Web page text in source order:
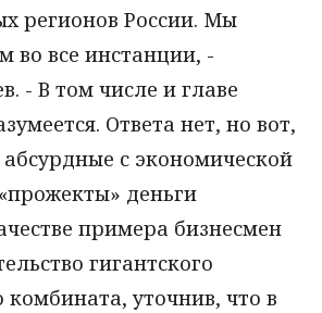
регионов России. Мы
во все инстанции, -
- В том числе и главе
Ответа нет, но вот,
с экономической
деньги
примера бизнесмен
гигантского
уточнив, что в